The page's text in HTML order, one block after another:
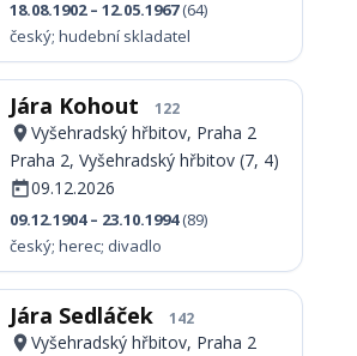
18.08.1902 – 12.05.1967(64)
český; hudební skladatel
Jára Kohout 122
Vyšehradský hřbitov, Praha 2
Praha 2, Vyšehradský hřbitov (7, 4)
09.12.2026
09.12.1904 – 23.10.1994(89)
český; herec; divadlo
Jára Sedláček 142
Vyšehradský hřbitov, Praha 2